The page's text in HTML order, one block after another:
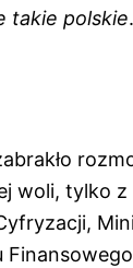
takie polskie.
woli, tylko z